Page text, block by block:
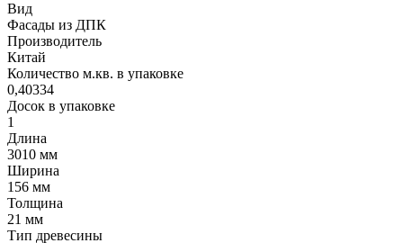
Вид
Фасады из ДПК
Производитель
Китай
Количество м.кв. в упаковке
0,40334
Досок в упаковке
1
Длина
3010 мм
Ширина
156 мм
Толщина
21 мм
Тип древесины